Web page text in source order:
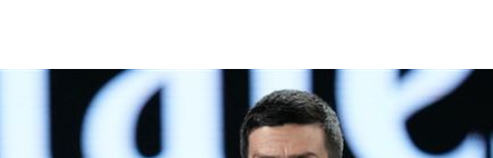
揭他生前暖舉
署曝最新稽查進度 09:16
！他曝父親節願望